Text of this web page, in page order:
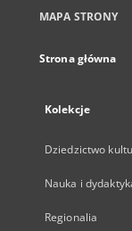
MAPA STRONY
Strona główna
Kolekcje
Dziedzictwo
Nauka i
Regionalia